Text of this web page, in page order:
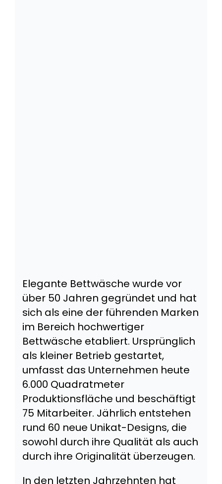
Elegante Bettwäsche wurde vor
über 50 Jahren gegründet und hat
sich als eine der führenden Marken
im Bereich hochwertiger
Bettwäsche etabliert. Ursprünglich
als kleiner Betrieb gestartet,
umfasst das Unternehmen heute
6.000 Quadratmeter
Produktionsfläche und beschäftigt
75 Mitarbeiter. Jährlich entstehen
rund 60 neue Unikat-Designs, die
sowohl durch ihre Qualität als auch
durch ihre Originalität überzeugen.
In den letzten Jahrzehnten hat